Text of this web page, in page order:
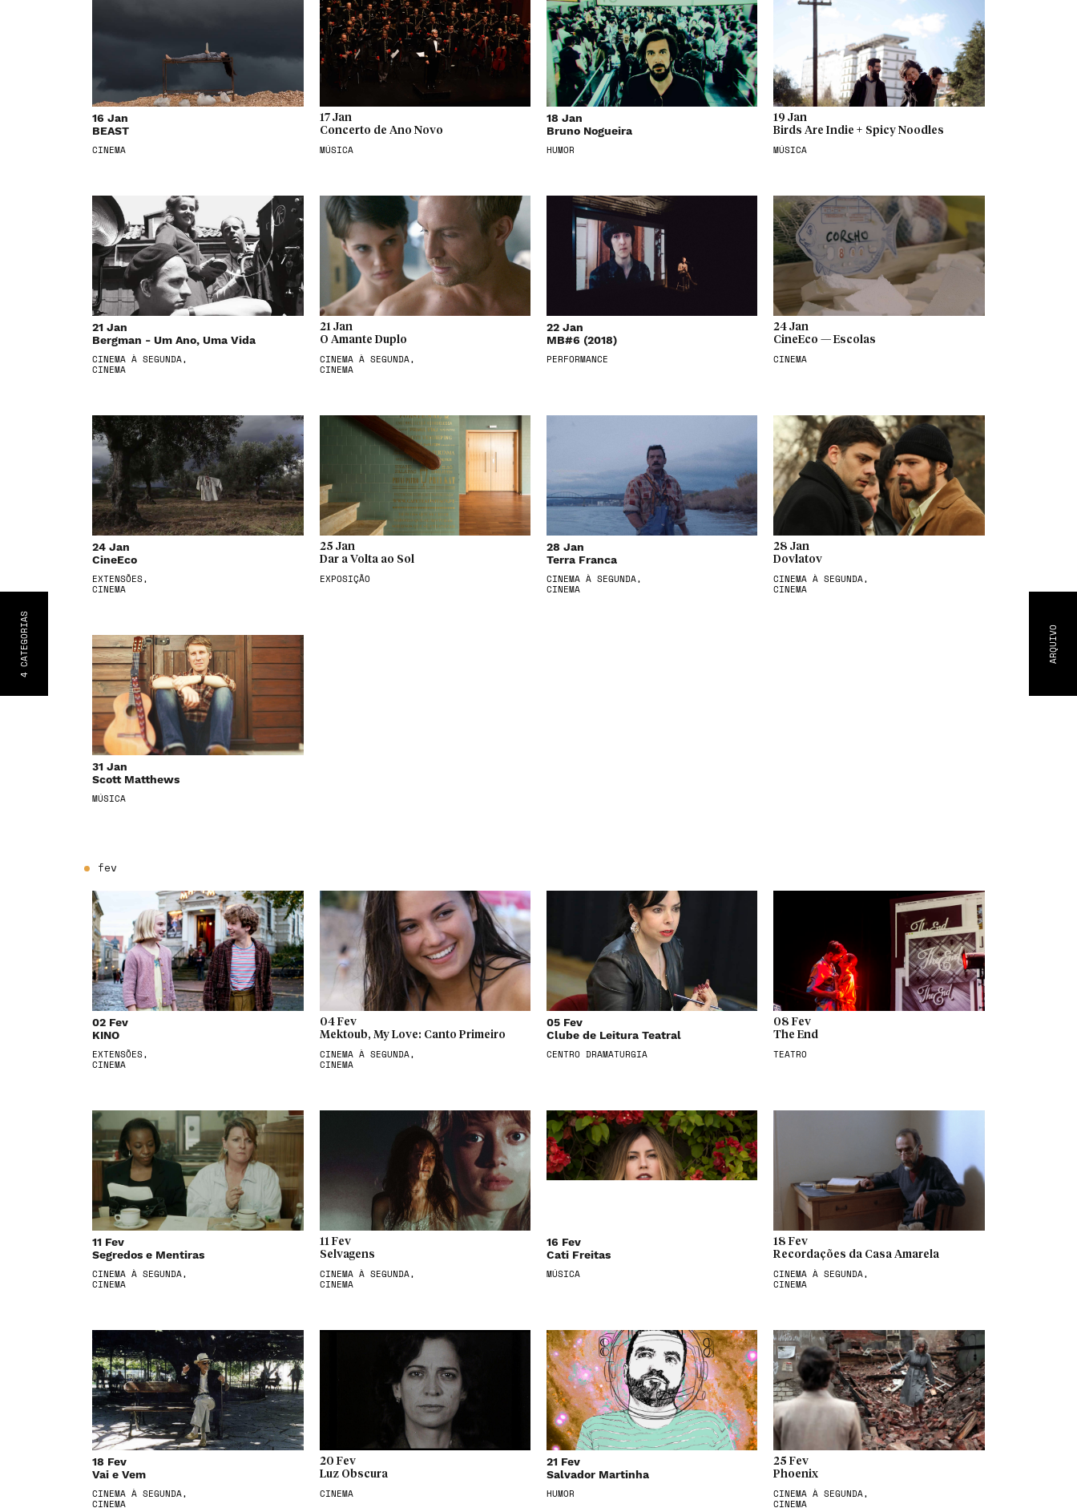
ARQUIVO
4
CATEGORIA
S
16 Jan
BEAST
CINEMA
17 Jan
Concerto de Ano Novo
MÚSICA
18 Jan
Bruno Nogueira
HUMOR
19 Jan
Birds Are Indie + Spicy Noodles
MÚSICA
21 Jan
Bergman - Um Ano, Uma Vida
CINEMA À SEGUNDA,
CINEMA
21 Jan
O Amante Duplo
CINEMA À SEGUNDA,
CINEMA
22 Jan
MB#6 (2018)
PERFORMANCE
24 Jan
CineEco — Escolas
CINEMA
24 Jan
CineEco
EXTENSÕES,
CINEMA
25 Jan
Dar a Volta ao Sol
EXPOSIÇÃO
28 Jan
Terra Franca
CINEMA À SEGUNDA,
CINEMA
28 Jan
Dovlatov
CINEMA À SEGUNDA,
CINEMA
31 Jan
Scott Matthews
MÚSICA
fev
02 Fev
KINO
EXTENSÕES,
CINEMA
04 Fev
Mektoub, My Love: Canto Primeiro
CINEMA À SEGUNDA,
CINEMA
05 Fev
Clube de Leitura Teatral
CENTRO DRAMATURGIA
08 Fev
The End
TEATRO
11 Fev
Segredos e Mentiras
CINEMA À SEGUNDA,
CINEMA
11 Fev
Selvagens
CINEMA À SEGUNDA,
CINEMA
16 Fev
Cati Freitas
MÚSICA
18 Fev
Recordações da Casa Amarela
CINEMA À SEGUNDA,
CINEMA
18 Fev
Vai e Vem
CINEMA À SEGUNDA,
CINEMA
20 Fev
Luz Obscura
CINEMA
21 Fev
Salvador Martinha
HUMOR
25 Fev
Phoenix
CINEMA À SEGUNDA,
CINEMA